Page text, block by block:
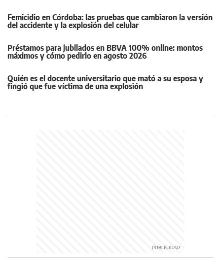
Femicidio en Córdoba: las pruebas que cambiaron la versión
del accidente y la explosión del celular
Préstamos para jubilados en BBVA 100% online: montos
máximos y cómo pedirlo en agosto 2026
Quién es el docente universitario que mató a su esposa y
fingió que fue víctima de una explosión